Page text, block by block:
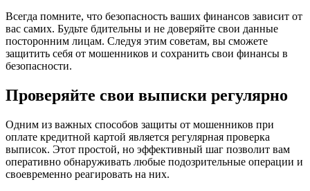
Всегда помните, что безопасность ваших финансов зависит от
вас самих. Будьте бдительны и не доверяйте свои данные
посторонним лицам. Следуя этим советам, вы сможете
защитить себя от мошенников и сохранить свои финансы в
безопасности.
Проверяйте свои выписки регулярно
Одним из важных способов защиты от мошенников при
оплате кредитной картой является регулярная проверка
выписок. Этот простой, но эффективный шаг позволит вам
оперативно обнаруживать любые подозрительные операции и
своевременно реагировать на них.